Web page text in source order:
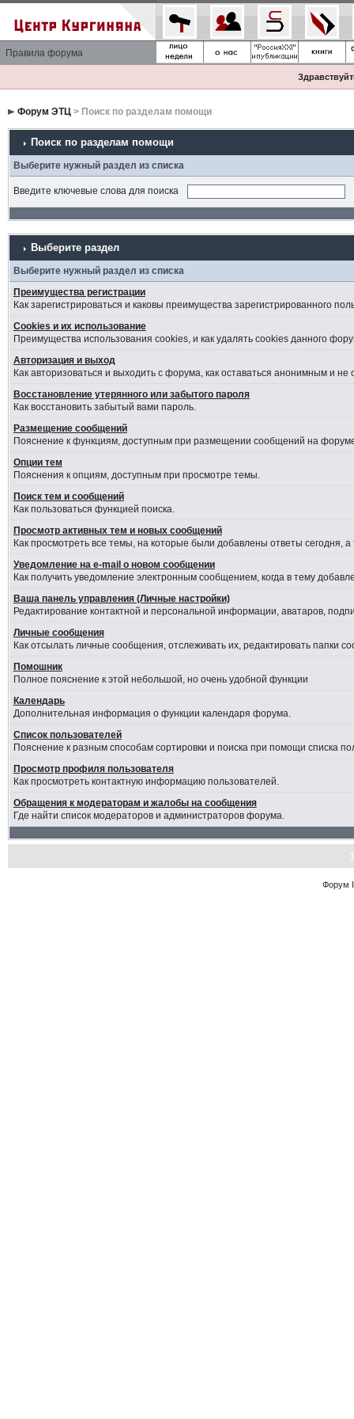
Правила форума
Форум ЭТЦ> Поиск по разделам помощи
Поиск по разделам помощи
Выберите нужный раздел из списка
Введите ключевые слова для поиска
Выберите раздел
Выберите нужный раздел из списка
Преимущества регистрации
Как зарегистрироваться и каковы преимущества зарегистрированного
Cookies и их использование
Преимущества использования cookies, и как удалять cookies данного
Авторизация и выход
Как авторизоваться и выходить с форума, как оставаться анонимным и
Восстановление утерянного или забытого пароля
Как восстановить забытый вами пароль.
Размещение сообщений
Пояснение к функциям, доступным при размещении сообщений на
Опции тем
Пояснения к опциям, доступным при просмотре темы.
Поиск тем и сообщений
Как пользоваться функцией поиска.
Просмотр активных тем и новых сообщений
Как просмотреть все темы, на которые были добавлены ответы сегодня,
Уведомление на е-mail о новом сообщении
Как получить уведомление электронным сообщением, когда в тему
Ваша панель управления (Личные настройки)
Редактирование контактной и персональной информации, аватаров,
Личные сообщения
Как отсылать личные сообщения, отслеживать их, редактировать папки
Помошник
Полное пояснение к этой небольшой, но очень удобной функции
Календарь
Дополнительная информация о функции календаря форума.
Список пользователей
Пояснение к разным способам сортировки и поиска при помощи списка
Просмотр профиля пользователя
Как просмотреть контактную информацию пользователей.
Обращения к модераторам и жалобы на сообщения
Где найти список модераторов и администраторов форума.
Форум